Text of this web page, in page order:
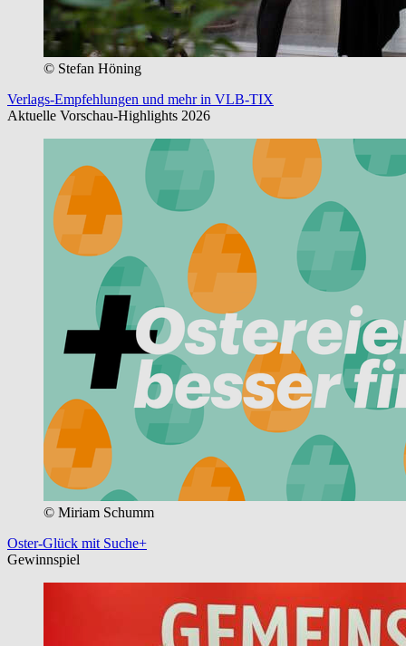
© Stefan Höning
Verlags-Empfehlungen und mehr in VLB-TIX
Aktuelle Vorschau-Highlights 2026
© Miriam Schumm
Oster-Glück mit Suche+
Gewinnspiel